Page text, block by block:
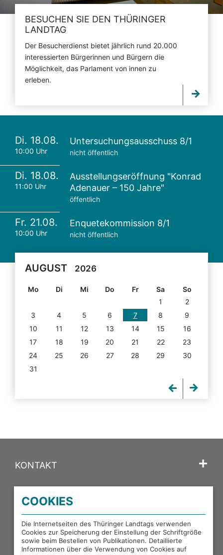
BESUCHEN SIE DEN THÜRINGER
LANDTAG
Der Besucherdienst bietet jährlich rund 20.000
interessierten Bürgerinnen und Bürgern die
Möglichkeit, das Parlament von innen zu
erleben.
Di. 18.08.
10:00 Uhr
Untersuchungsausschuss 8/1
nicht öffentlich
Di. 18.08.
11:00 Uhr
Ausstellungseröffnung "Konrad
Adenauer – 150 Jahre"
öffentlich
Fr. 21.08.
10:00 Uhr
Enquetekommission 8/1
nicht öffentlich
AUGUST 2026
Mo Di Mi Do Fr Sa
So
1
2
3
4 5 6 7 8
9
10
11 12 13 14 15
16
17
18 19 20 21 22
23
24
25 26 27 28 29
30
31
KONTAKT
PORTALE DES THÜRINGER LANDTAGS
EXTERNE LINKS
COOKIES
Die Internetseiten des Thüringer Landtags verwenden
Cookies zur Speicherung der Einstellung der Schriftgröße
sowie beim Bestellen von Publikationen. Detaillierte
Informationen über die Verwendung von Cookies auf